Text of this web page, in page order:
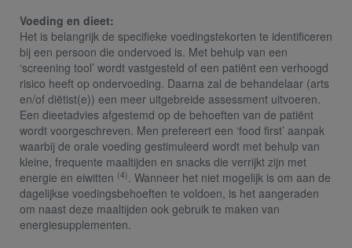
Voeding en dieet:
Het is belangrijk de specifieke voedingstekorten te identificeren
bij een persoon die ondervoed is. Met behulp van een
‘screening tool’ wordt vastgesteld of een patiënt een verhoogd
risico heeft op ondervoeding. Daarna zal de behandelaar (arts
en/of diëtist(e)) een meer uitgebreide assessment uitvoeren.
Een dieetadvies afgestemd op de behoeften van de patiënt
wordt voorgeschreven. Men prefereert een ‘food first’ aanpak
waarbij de orale voeding gestimuleerd wordt met behulp van
kleine, frequente maaltijden en snacks die verrijkt zijn met
energie en eiwitten (4). Wanneer het niet mogelijk is om aan de
dagelijkse voedingsbehoeften te voldoen, is het aangeraden
om naast deze maaltijden ook gebruik te maken van
energiesupplementen.